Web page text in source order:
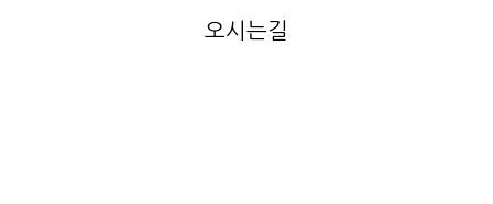
오시는길